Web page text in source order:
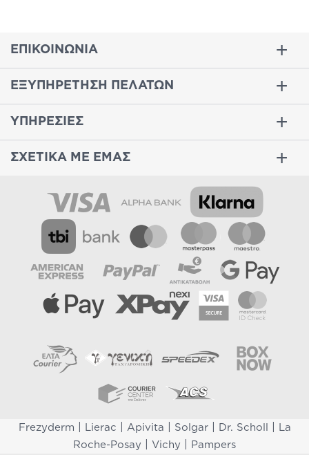
ΕΠΙΚΟΙΝΩΝΙΑ
ΕΞΥΠΗΡΕΤΗΣΗ ΠΕΛΑΤΩΝ
ΥΠΗΡΕΣΙΕΣ
ΣΧΕΤΙΚΑ ΜΕ ΕΜΑΣ
Frezyderm Lierac Apivita Solgar| Dr. Scholl
La
Roche-Posay
Vichy Pampers